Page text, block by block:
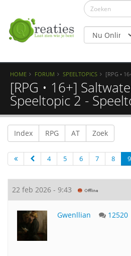
HOME FORUM SPEELTOPICS [RPG •
[RPG • 16+]
Speeltopic 2 -
Index RPG AT Zoek
4 5 6 7 8 9
22 feb 2026 - 9:43
Gwenllian 12520